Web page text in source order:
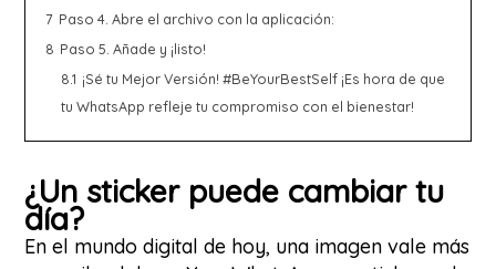
7 Paso 4. Abre el archivo con la aplicación:
8 Paso 5. Añade y ¡listo!
8.1 ¡Sé tu Mejor Versión! #BeYourBestSelf ¡Es hora de que
tu WhatsApp refleje tu compromiso con el bienestar!
¿Un sticker puede cambiar tu
día?
En el mundo digital de hoy, una imagen vale más